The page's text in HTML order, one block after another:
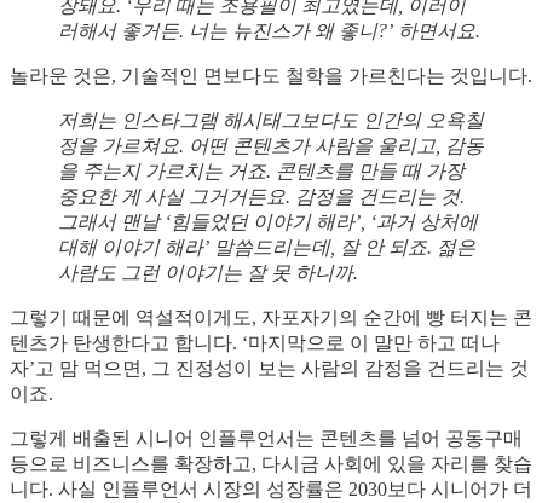
장돼요. ‘우리 때는 조용필이 최고였는데, 이러이
러해서 좋거든. 너는 뉴진스가 왜 좋니?’ 하면서요.
놀라운 것은, 기술적인 면보다도 철학을 가르친다는 것입니다.
저희는 인스타그램 해시태그보다도 인간의 오욕칠
정을 가르쳐요. 어떤 콘텐츠가 사람을 울리고, 감동
을 주는지 가르치는 거죠. 콘텐츠를 만들 때 가장
중요한 게 사실 그거거든요. 감정을 건드리는 것.
그래서 맨날 ‘힘들었던 이야기 해라’, ‘과거 상처에
대해 이야기 해라’ 말씀드리는데, 잘 안 되죠. 젊은
사람도 그런 이야기는 잘 못 하니까.
그렇기 때문에 역설적이게도, 자포자기의 순간에 빵 터지는 콘
텐츠가 탄생한다고 합니다. ‘마지막으로 이 말만 하고 떠나
자’고 맘 먹으면, 그 진정성이 보는 사람의 감정을 건드리는 것
이죠.
그렇게 배출된 시니어 인플루언서는 콘텐츠를 넘어 공동구매
등으로 비즈니스를 확장하고, 다시금 사회에 있을 자리를 찾습
니다. 사실 인플루언서 시장의 성장률은 2030보다 시니어가 더